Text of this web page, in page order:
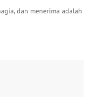
dan menerima adalah